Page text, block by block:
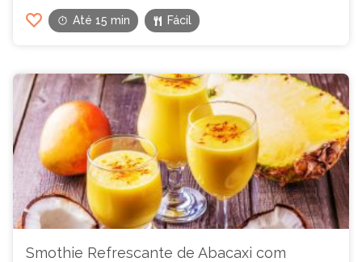
Até 15 min Fácil
Smothie Refrescante de Abacaxi com